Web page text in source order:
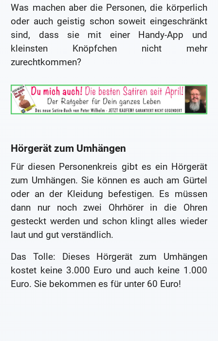
Was machen aber die Personen, die körperlich
oder auch geistig schon soweit eingeschränkt
sind, dass sie mit einer Handy-App und
kleinsten Knöpfchen nicht mehr
zurechtkommen?
Hörgerät zum Umhängen
Für diesen Personenkreis gibt es ein Hörgerät
zum Umhängen. Sie können es auch am Gürtel
oder an der Kleidung befestigen. Es müssen
dann nur noch zwei Ohrhörer in die Ohren
gesteckt werden und schon klingt alles wieder
laut und gut verständlich.
Das Tolle: Dieses Hörgerät zum Umhängen
kostet keine 3.000 Euro und auch keine 1.000
Euro. Sie bekommen es für unter 60 Euro!